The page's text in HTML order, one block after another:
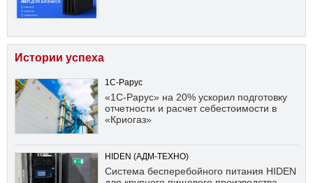
Истории успеха
1С-Рарус
«1С-Рарус» на 20% ускорил подготовку
отчетности и расчет себестоимости в
«Криогаз»
HIDEN (АДМ-ТЕХНО)
Система бесперебойного питания HIDEN